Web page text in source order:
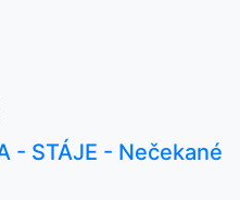
- STÁJE - Nečekané